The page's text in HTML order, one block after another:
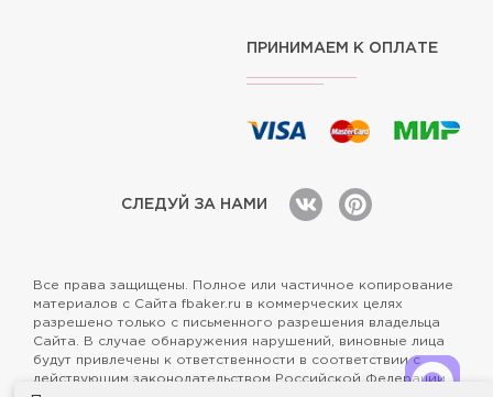
ПРИНИМАЕМ К ОПЛАТЕ
СЛЕДУЙ ЗА НАМИ
Все права защищены. Полное или частичное копирование
материалов с Сайта fbaker.ru в коммерческих целях
разрешено только с письменного разрешения владельца
Сайта. В случае обнаружения нарушений, виновные лица
будут привлечены к ответственности в соответствии с
действующим законодательством Российской Федерации.